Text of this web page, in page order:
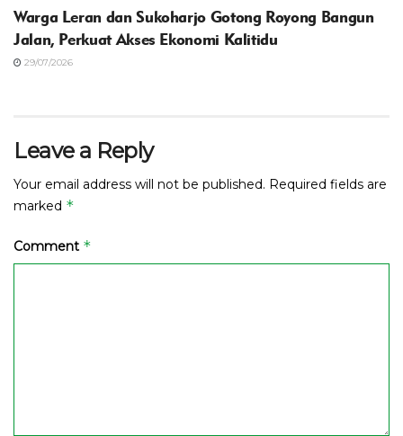
Warga Leran dan Sukoharjo Gotong Royong Bangun
Jalan, Perkuat Akses Ekonomi Kalitidu
29/07/2026
Leave a Reply
Your email address will not be published. Required fields are
marked *
Comment *